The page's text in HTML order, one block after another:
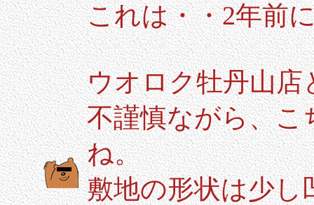
これは・・2年前
ウオロク牡丹山店
不謹慎ながら、
ね。
敷地の形状は少し